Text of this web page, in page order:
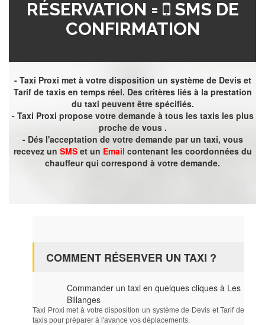
RÉSERVATION =
SMS DE
CONFIRMATION
- Taxi Proxi met à votre disposition un système de Devis et
Tarif de taxis en temps réel. Des critères liés à la prestation
du taxi peuvent être spécifiés.
- Taxi Proxi propose votre demande à tous les taxis les plus
proche de vous .
- Dés l'acceptation de votre demande par un taxi, vous
recevez un SMSet un Email contenant les coordonnées du
chauffeur qui correspond à votre demande.
COMMENT RÉSERVER UN TAXI ?
Commander un taxi en quelques cliques à Les
Billanges
Taxi Proxi met à votre disposition un système de Devis et Tarif de
taxis pour préparer à l'avance vos déplacements.